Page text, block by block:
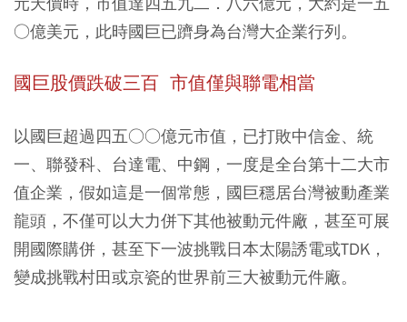
○億美元，此時國巨已躋身為台灣大企業行列。
國巨股價跌破三百 市值僅與聯電相當
以國巨超過四五○○億元市值，已打敗中信金、統
一、聯發科、台達電、中鋼，一度是全台第十二大市
值企業，假如這是一個常態，國巨穩居台灣被動產業
龍頭 ，不僅可以大力併下其他被動元件廠，甚至可展
開國際購併，甚至下一波挑戰日本太陽誘電或TDK，
變成挑戰村田或京瓷的世界前三大被動元件廠。